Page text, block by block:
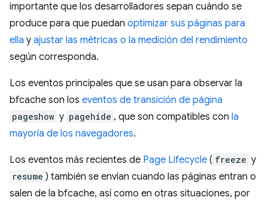
importante que los desarrolladores sepan cuándo se
produce para que puedan optimizar sus páginas para
ella y ajustar las métricas o la medición del rendimiento
según corresponda.
Los eventos principales que se usan para observar la
bfcache son los eventos de transición de página
pageshow y pagehide , que son compatibles con la
mayoría de los navegadores.
Los eventos más recientes de Page Lifecycle ( freeze y
resume ) también se envían cuando las páginas entran o
salen de la bfcache, así como en otras situaciones, por